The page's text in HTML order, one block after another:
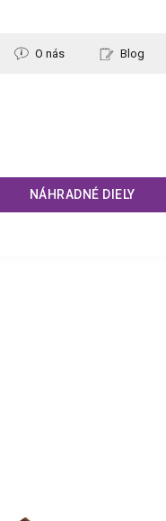
O nás Blog
NÁHRADNÉ DIELY